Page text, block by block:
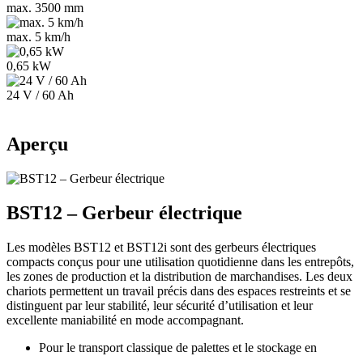
max. 3500 mm
max. 5 km/h
0,65 kW
24 V / 60 Ah
Aperçu
BST12 – Gerbeur électrique
Les modèles BST12 et BST12i sont des gerbeurs électriques
compacts conçus pour une utilisation quotidienne dans les entrepôts,
les zones de production et la distribution de marchandises. Les deux
chariots permettent un travail précis dans des espaces restreints et se
distinguent par leur stabilité, leur sécurité d’utilisation et leur
excellente maniabilité en mode accompagnant.
Pour le transport classique de palettes et le stockage en